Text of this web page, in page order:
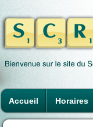
Accueil Horaires